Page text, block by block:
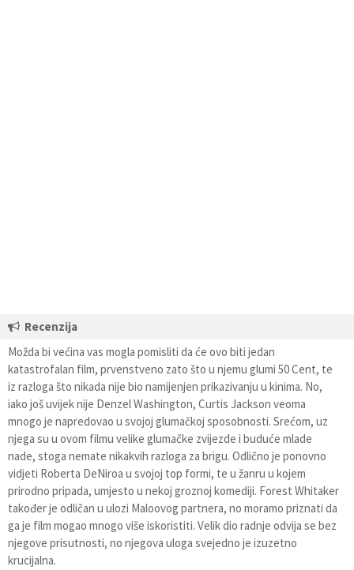
Recenzija
Možda bi većina vas mogla pomisliti da će ovo biti jedan
katastrofalan film, prvenstveno zato što u njemu glumi 50 Cent, te
iz razloga što nikada nije bio namijenjen prikazivanju u kinima. No,
iako još uvijek nije Denzel Washington, Curtis Jackson veoma
mnogo je napredovao u svojoj glumačkoj sposobnosti. Srećom, uz
njega su u ovom filmu velike glumačke zvijezde i buduće mlade
nade, stoga nemate nikakvih razloga za brigu. Odlično je ponovno
vidjeti Roberta DeNiroa u svojoj top formi, te u žanru u kojem
prirodno pripada, umjesto u nekoj groznoj komediji. Forest Whitaker
također je odličan u ulozi Maloovog partnera, no moramo priznati da
ga je film mogao mnogo više iskoristiti. Velik dio radnje odvija se bez
njegove prisutnosti, no njegova uloga svejedno je izuzetno
krucijalna.